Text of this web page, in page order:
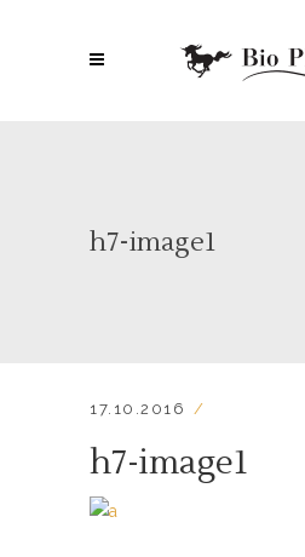
h7-image1
17.10.2016
h7-image1